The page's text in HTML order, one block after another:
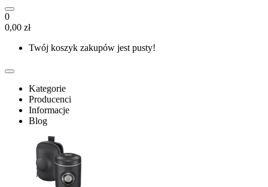
0
0,00 zł
Twój koszyk zakupów jest pusty!
Kategorie
Producenci
Informacje
Blog